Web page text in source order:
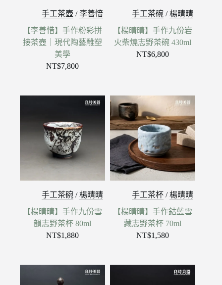
手工茶壺 /李善愔
【李善惜】手作粉彩拼
接茶壺｜現代陶藝雕塑
美學
NT$7,800
手工茶碗 /楊晴晴
【楊晴晴】手作九份岩
火柴燒志野茶碗 430ml
NT$6,800
手工茶碗 /楊晴晴
【楊晴晴】手作九份雪
韻志野茶杯 80ml
NT$1,880
手工茶杯 /楊晴晴
【楊晴晴】手作鈷藍雪
藏志野茶杯 70ml
NT$1,580